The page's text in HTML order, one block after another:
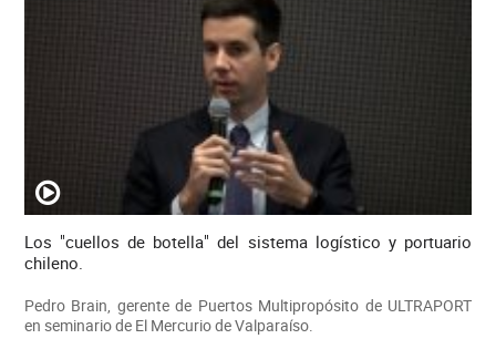
Los "cuellos de botella" del sistema logístico y portuario
chileno.
Pedro Brain, gerente de Puertos Multipropósito de ULTRAPORT
en seminario de El Mercurio de Valparaíso.